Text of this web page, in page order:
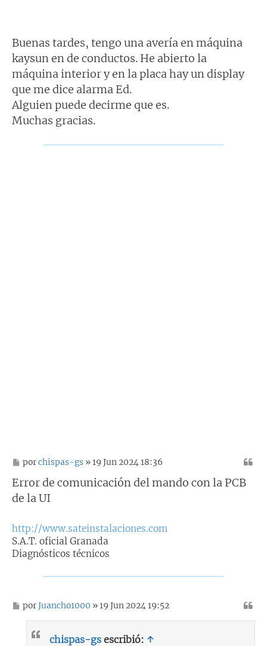
Buenas tardes, tengo una avería en máquina
kaysun en de conductos. He abierto la
máquina interior y en la placa hay un display
que me dice alarma Ed.
Alguien puede decirme que es.
Muchas gracias.
M
n
a
porchispas-gs » 19 Jun 2024 18:36
Error de comunicación del mando con la PCB
de la UI
http://www.sateinstalaciones.com
S.A.T. oficial Granada
Diagnósticos técnicos
M
porJuancho1000 » 19 Jun 2024 19:52
chispas-gs escribió: ↑